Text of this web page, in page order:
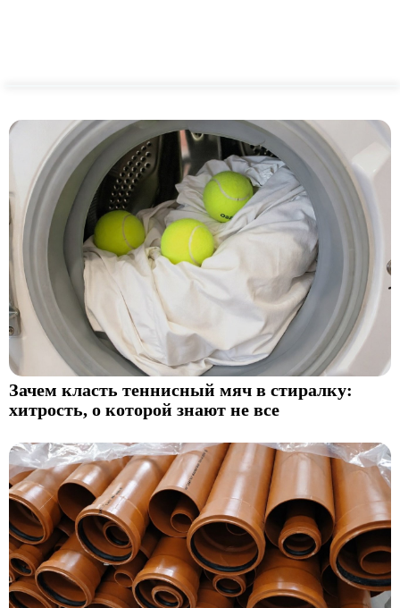
Зачем класть теннисный мяч в стиралку:
хитрость, о которой знают не все